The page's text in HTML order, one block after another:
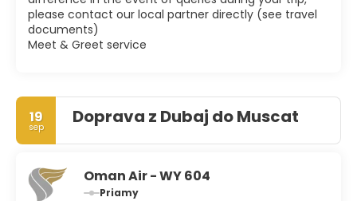
please contact our local partner directly (see travel
documents)
Meet & Greet service
19
sep Doprava z Dubaj do Muscat
Oman Air - WY 604
Priamy